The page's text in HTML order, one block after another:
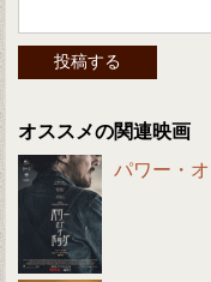
オススメの関連映画
パワー・